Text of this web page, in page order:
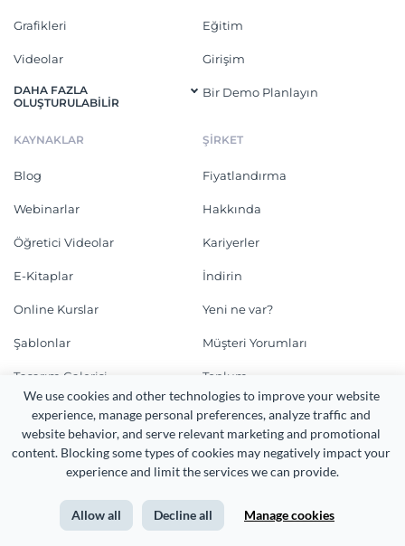
We use cookies and other technologies to improve your website
experience, manage personal preferences, analyze traffic and
website behavior, and serve relevant marketing and promotional
content. Blocking some types of cookies may negatively impact your
experience and limit the services we can provide.
Allow all Decline all Manage cookies
Grafikleri
Videolar
DAHA FAZLA
OLUŞTURULABILIR
Eğitim
Girişim
Bir Demo Planlayın
KAYNAKLAR
Blog
Webinarlar
Öğretici Videolar
E-Kitaplar
Online Kurslar
Şablonlar
Tasarım Galerisi
Entegrasyonlar
ŞİRKET
Fiyatlandırma
Hakkında
Kariyerler
İndirin
Yeni ne var?
Müşteri Yorumları
Toplum
Affiliate Programı
DESTEK
Özellik Talepleri